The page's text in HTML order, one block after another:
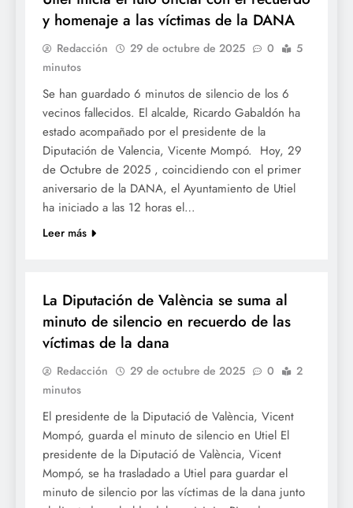
y homenaje a las víctimas de la DANA
Redacción 29 de octubre de 2025 0
5
minutos
Se han guardado 6 minutos de silencio de los 6
vecinos fallecidos. El alcalde, Ricardo Gabaldón ha
estado acompañado por el presidente de la
Diputación de Valencia, Vicente Mompó. Hoy, 29
de Octubre de 2025 , coincidiendo con el primer
aniversario de la DANA, el Ayuntamiento de Utiel
ha iniciado a las 12 horas el…
Leer más
La Diputación de València se suma al
minuto de silencio en recuerdo de las
víctimas de la dana
Redacción 29 de octubre de 2025 0
2
minutos
El presidente de la Diputació de València, Vicent
Mompó, guarda el minuto de silencio en Utiel El
presidente de la Diputació de València, Vicent
Mompó, se ha trasladado a Utiel para guardar el
minuto de silencio por las víctimas de la dana junto